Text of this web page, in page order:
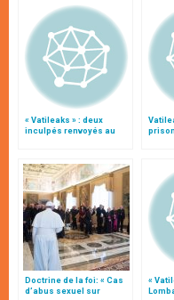
« Vatileaks » : deux
inculpés renvoyés au
Doctrine de la foi: « Cas
d’abus sexuel sur
«